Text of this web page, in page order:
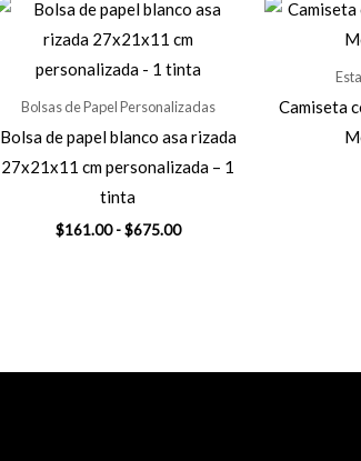
Bolsas de Papel Personalizadas
Bolsa de papel blanco asa rizada
27x21x11 cm personalizada – 1
tinta
$161.00 - $675.00Rango
Camiseta